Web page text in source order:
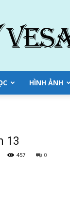
HÌNH ẢNH
13
0
457